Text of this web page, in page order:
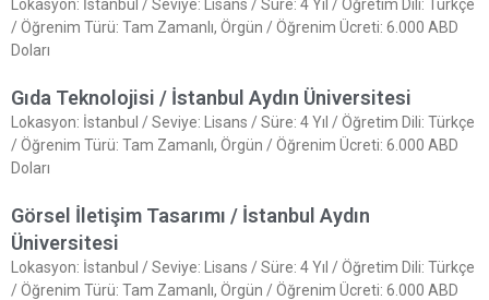
Lokasyon: İstanbul / Seviye: Lisans / Süre: 4 Yıl / Öğretim Dili: Türkçe
/ Öğrenim Türü: Tam Zamanlı, Örgün / Öğrenim Ücreti: 6.000 ABD
Doları
Gıda Teknolojisi / İstanbul Aydın Üniversitesi
Lokasyon: İstanbul / Seviye: Lisans / Süre: 4 Yıl / Öğretim Dili: Türkçe
/ Öğrenim Türü: Tam Zamanlı, Örgün / Öğrenim Ücreti: 6.000 ABD
Doları
Görsel İletişim Tasarımı / İstanbul Aydın
Üniversitesi
Lokasyon: İstanbul / Seviye: Lisans / Süre: 4 Yıl / Öğretim Dili: Türkçe
/ Öğrenim Türü: Tam Zamanlı, Örgün / Öğrenim Ücreti: 6.000 ABD